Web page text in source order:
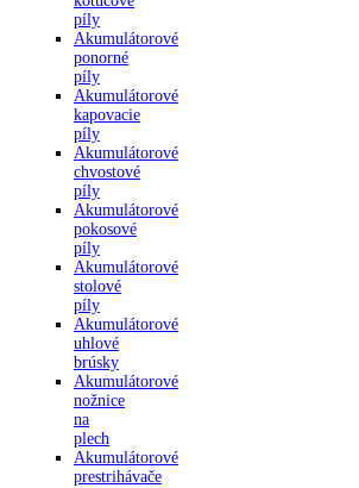
píly
Akumulátorové
ponorné
píly
Akumulátorové
kapovacie
píly
Akumulátorové
chvostové
píly
Akumulátorové
pokosové
píly
Akumulátorové
stolové
píly
Akumulátorové
uhlové
brúsky
Akumulátorové
nožnice
na
plech
Akumulátorové
prestrihávače